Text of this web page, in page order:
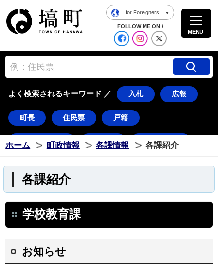
塙町ホームページ
for Foreigners
FOLLOW ME ON /
公式Facebook
塙町 塙町 X
MENU
よく検索されるキーワード ／ 入札 広報
町長 住民票 戸籍
道の駅はなわ ダリア 湯遊ランド
はなわ 塙 ダリちゃん 水郡線
八幡太郎 つのだ☆ひろ
八溝山
ホーム 町政情報 各課情報 各課紹介
各課紹介
学校教育課
お知らせ